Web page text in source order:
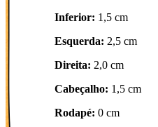
Inferior: 1,5 cm
Esquerda: 2,5 cm
Direita: 2,0 cm
Cabeçalho: 1,5 cm
Rodapé: 0 cm